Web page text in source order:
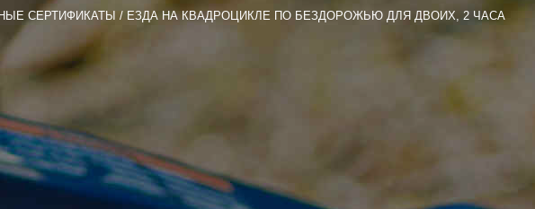
СЕРТИФИКАТЫ ЕЗДА НА КВАДРОЦИКЛЕ ПО БЕЗДОРОЖЬЮ ДЛЯ ДВОИХ, 2 ЧАСА